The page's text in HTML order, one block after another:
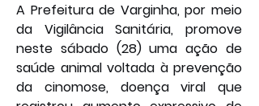
A Prefeitura de Varginha, por meio
da Vigilância Sanitária, promove
neste sábado (28) uma ação de
saúde animal voltada à prevenção
da cinomose, doença viral que